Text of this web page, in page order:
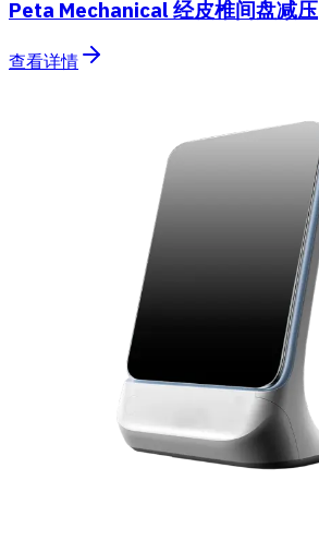
Peta Mechanical 经皮椎间盘减压
查看详情